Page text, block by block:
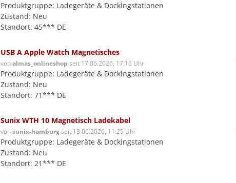
Produktgruppe: Ladegeräte & Dockingstationen
Zustand: Neu
Standort: 45*** DE
USB A Apple Watch Magnetisches
vonalmas_onlineshop seit 17.06.2026, 17:16 Uhr
Produktgruppe: Ladegeräte & Dockingstationen
Zustand: Neu
Standort: 71*** DE
Sunix WTH 10 Magnetisch Ladekabel
vonsunix-hamburgseit 13.06.2026, 11:25 Uhr
Produktgruppe: Ladegeräte & Dockingstationen
Zustand: Neu
Standort: 21*** DE